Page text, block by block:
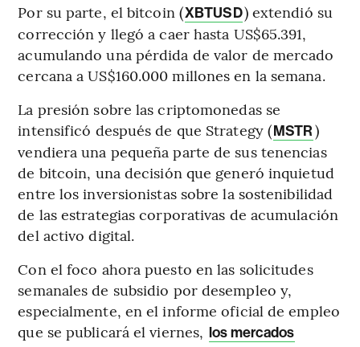
Por su parte, el bitcoin (XBTUSD) extendió su
corrección y llegó a caer hasta US$65.391,
acumulando una pérdida de valor de mercado
cercana a US$160.000 millones en la semana.
La presión sobre las criptomonedas se
intensificó después de que Strategy (MSTR)
vendiera una pequeña parte de sus tenencias
de bitcoin, una decisión que generó inquietud
entre los inversionistas sobre la sostenibilidad
de las estrategias corporativas de acumulación
del activo digital.
Con el foco ahora puesto en las solicitudes
semanales de subsidio por desempleo y,
especialmente, en el informe oficial de empleo
que se publicará el viernes, los mercados